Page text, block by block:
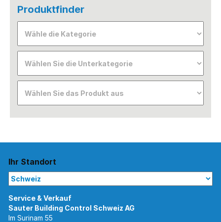
Produktfinder
Ihr Standort
Service & Verkauf
Im Surinam 55